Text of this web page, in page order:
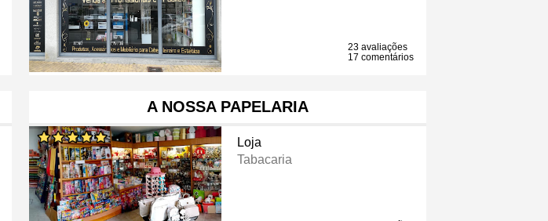
23 avaliações
17 comentários
A NOSSA PAPELARIA
Loja
Tabacaria